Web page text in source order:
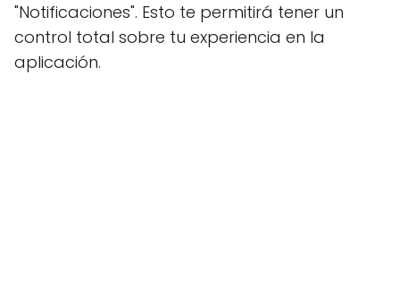
"Notificaciones". Esto te permitirá tener un
control total sobre tu experiencia en la
aplicación.